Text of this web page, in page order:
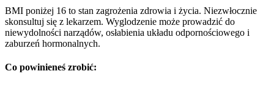
BMI poniżej 16 to stan zagrożenia zdrowia i życia. Niezwłocznie
skonsultuj się z lekarzem. Wyglodzenie może prowadzić do
niewydolności narządów, osłabienia układu odpornościowego i
zaburzeń hormonalnych.
Co powinieneś zrobić: